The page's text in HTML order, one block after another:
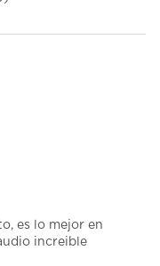
es lo mejor en
increible